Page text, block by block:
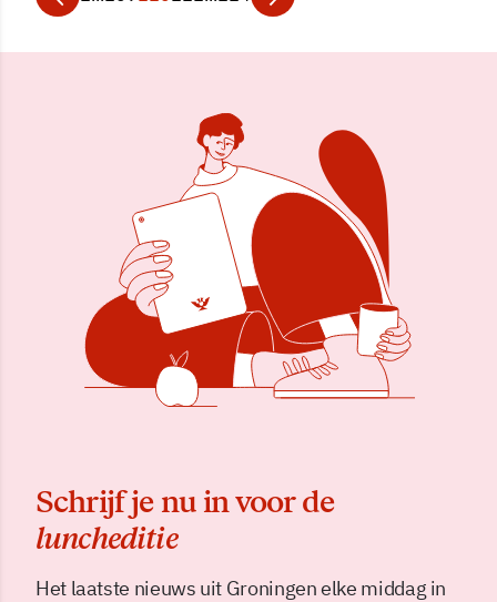
Schrijf je nu in voor de
luncheditie
Het laatste nieuws uit Groningen elke middag in